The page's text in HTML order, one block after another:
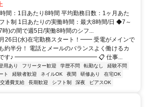
間：1日あたり8時間 平均勤務日数：1ヶ月あた
ト制 1日あたりの実働時間：最大8時間/日 ◆7～
)の間で週5日/実働8時間のシフ...
26日(水)在宅勤務スタート！━━ 受電がメインで
約半分！ 電話とメールのバランスよく働けるカ
トです♪ ━━━━━━━━━━━━━━ 📋 仕事...
用あり フリーター歓迎 学歴不問 転勤なし
経験不問
ト 経験者歓迎 ネイルOK 夜間 研修あり
在宅OK
交通費支給 長期歓迎 シフト制 深夜 ピアスOK